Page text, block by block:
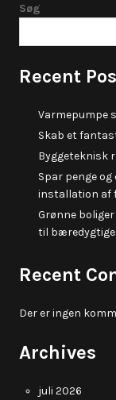
Søg
Recent
Varmepumpe
Skab et
Byggeteknisk
Spar penge
installation af
Grønne
til
Recent
Der er ingen
Archives
juli 2026